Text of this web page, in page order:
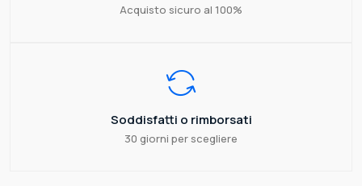
Acquisto sicuro al 100%
Soddisfatti o rimborsati
30 giorni per scegliere